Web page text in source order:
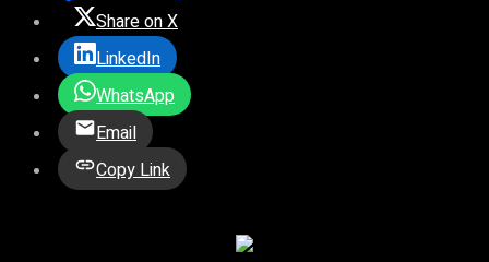
Share on X
LinkedIn
WhatsApp
Email
Copy Link